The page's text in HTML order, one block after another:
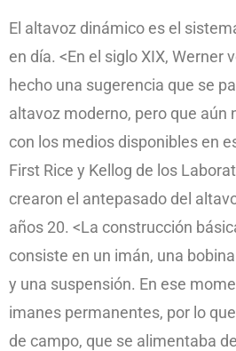
El altavoz dinámico es el
en día. <En el siglo XIX, Werner
hecho una sugerencia que se
altavoz moderno, pero que aún
con los medios disponibles en
First Rice y Kellog de los
crearon el antepasado del
años 20. <La construcción
consiste en un imán, una
y una suspensión. En ese
imanes permanentes, por lo
de campo, que se alimentaba